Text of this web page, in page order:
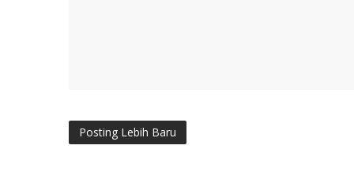
Posting Lebih Baru